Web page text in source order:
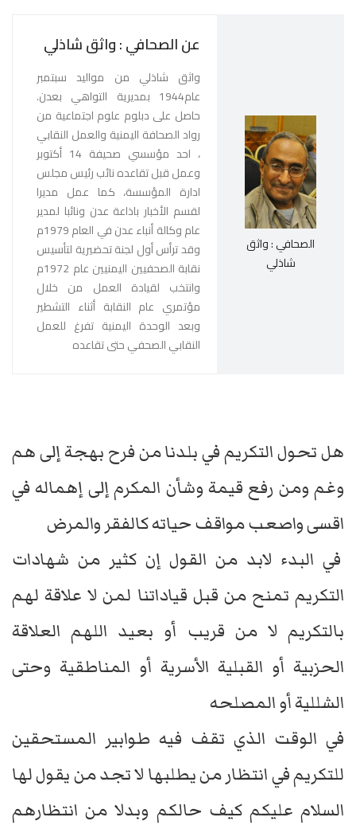
الصحافي : واثق
شاذلي
عن الصحافي : واثق شاذلي
واثق شاذلي من مواليد سبتمبر
عام1944 بمديرية التواهي بعدن.
حاصل على دبلوم علوم اجتماعية من
رواد الصحافة اليمنية والعمل النقابي
، احد مؤسسي صحيفة 14 أكتوبر
وعمل قبل تقاعده نائب رئيس مجلس
ادارة المؤسسة، كما عمل مديرا
لقسم الأخبار باذاعة عدن ونائبا لمدير
عام وكالة أنباء عدن في العام 1979م
وقد ترأس أول لجنة تحضيرية لتأسيس
نقابة الصحفيين اليمنيين عام 1972م
وانتخب لقيادة العمل من خلال
مؤتمري عام النقابة أثناء التشطير
وبعد الوحدة اليمنية تفرغ للعمل
النقابي الصحفي حتى تقاعده
هل تحول التكريم في بلدنا من فرح بهجة إلى هم
وغم ومن رفع قيمة وشأن المكرم إلى إهماله في
اقسى واصعب مواقف حياته كالفقر والمرض
في البدء لابد من القول إن كثير من شهادات
التكريم تمنح من قبل قياداتنا لمن لا علاقة لهم
بالتكريم لا من قريب أو بعيد اللهم العلاقة
الحزبية أو القبلية الأسرية أو المناطقية وحتى
الشللية أو المصلحه
في الوقت الذي تقف فيه طوابير المستحقين
للتكريم في انتظار من يطلبها لا تجد من يقول لها
السلام عليكم كيف حالكم وبدلا من انتظارهم